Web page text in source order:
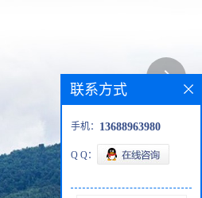
联系方式
手机： 13688963980
Q Q：